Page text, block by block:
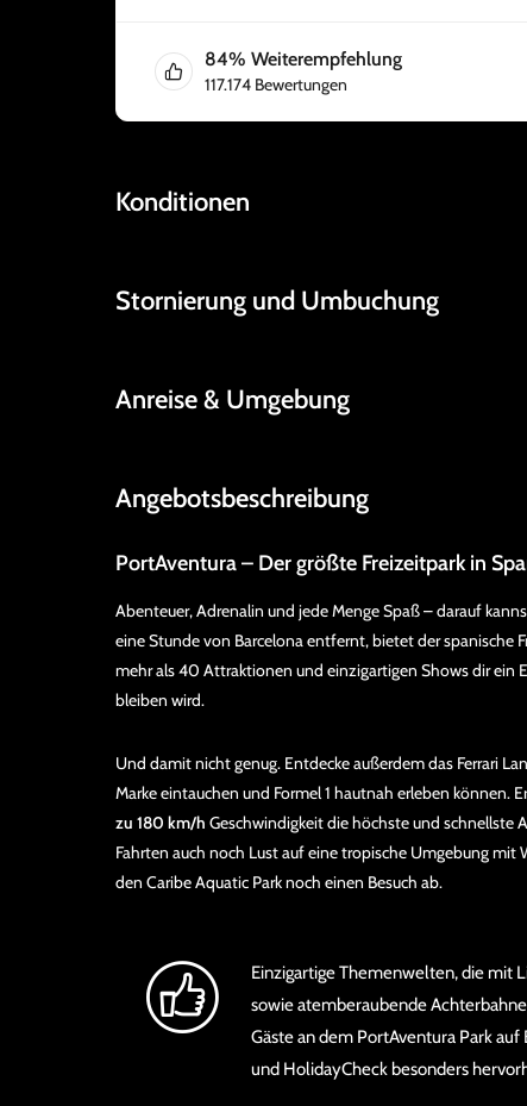
84% Weiterempfehlung
117.174 Bewertungen
Konditionen
Stornierung und Umbuchung
Anreise & Umgebung
Angebotsbeschreibung
PortAventura – Der größte Freizeitpark in
Abenteuer, Adrenalin und jede Menge Spaß – darauf
eine Stunde von Barcelona entfernt, bietet der spanische
mehr als 40 Attraktionen und einzigartigen Shows dir ein
bleiben wird.
Und damit nicht genug. Entdecke außerdem das Ferrari
Marke eintauchen und Formel 1 hautnah erleben können.
zu 180 km/h Geschwindigkeit die höchste und schnellste
Fahrten auch noch Lust auf eine tropische Umgebung
den Caribe Aquatic Park noch einen Besuch ab.
Einzigartige Themenwelten, die mit
sowie atemberaubende
Gäste an dem PortAventura Park
und HolidayCheck besonders